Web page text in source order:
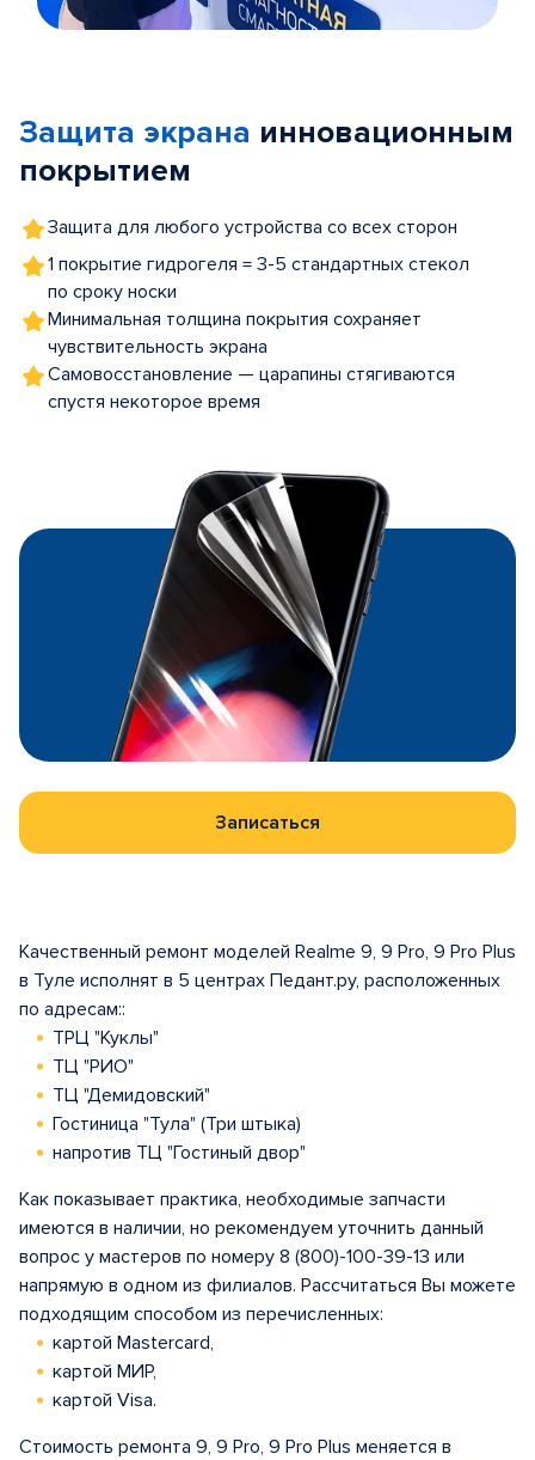
5
Защита экрана инновационным
покрытием
Защита для любого устройства со всех сторон
1 покрытие гидрогеля = 3-5 стандартных стекол
по сроку носки
Минимальная толщина покрытия сохраняет
чувствительность экрана
Самовосстановление — царапины стягиваются
спустя некоторое время
Записаться
Качественный ремонт моделей Realme 9, 9 Pro, 9 Pro Plus
в Туле исполнят в 5 центрах Педант.ру, расположенных
по адресам::
ТРЦ "Куклы"
ТЦ "РИО"
ТЦ "Демидовский"
Гостиница "Тула" (Три штыка)
напротив ТЦ "Гостиный двор"
Как показывает практика, необходимые запчасти
имеются в наличии, но рекомендуем уточнить данный
вопрос у мастеров по номеру 8 (800)-100-39-13 или
напрямую в одном из филиалов. Рассчитаться Вы можете
подходящим способом из перечисленных:
картой Mastercard,
картой МИР,
картой Visa.
Стоимость ремонта 9, 9 Pro, 9 Pro Plus меняется в